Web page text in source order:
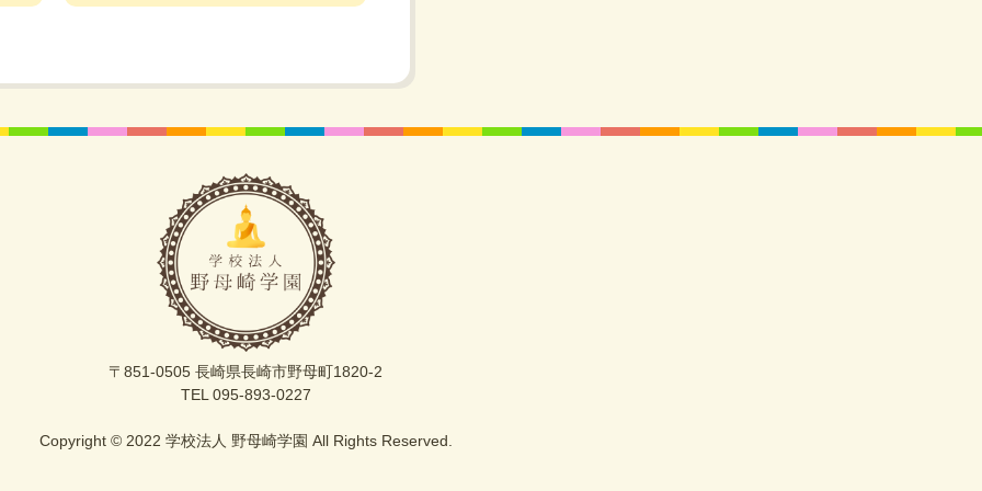
〒851-0505 長崎県長崎市野母町1820-2
TEL 095-893-0227
Copyright © 2022 学校法人 野母崎学園 All Rights Reserved.